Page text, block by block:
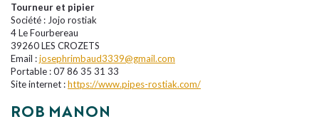
Tourneur et pipier
Société : Jojo rostiak
4 Le Fourbereau
39260 LES CROZETS
Email :josephrimbaud3339@gmail.com
Portable : 07 86 35 31 33
Site internet :https://www.pipes-rostiak.com/
ROB MANON